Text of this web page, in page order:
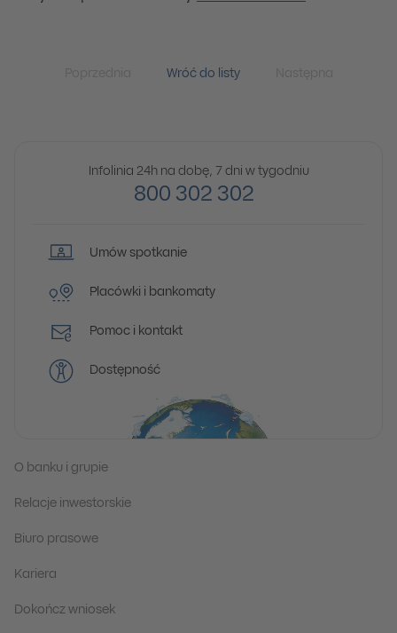
Wróć do listy
Infolinia 24h na dobę, 7 dni w tygodniu
800 302 302
Umów spotkanie
Placówki i bankomaty
Pomoc i kontakt
Dostępność
O banku i grupie
Relacje inwestorskie
Biuro prasowe
Kariera
Dokończ wniosek